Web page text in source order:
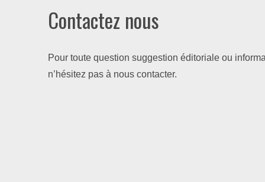
Contactez nous
Pour toute question suggestion éditoriale ou
n’hésitez pas à nous contacter.